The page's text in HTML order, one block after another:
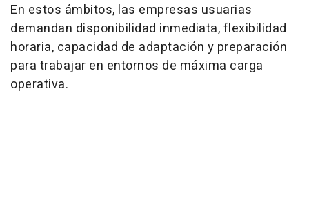
En estos ámbitos, las empresas usuarias
demandan disponibilidad inmediata, flexibilidad
horaria, capacidad de adaptación y preparación
para trabajar en entornos de máxima carga
operativa.